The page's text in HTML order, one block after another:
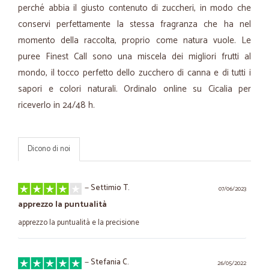
perché abbia il giusto contenuto di zuccheri, in modo che
conservi perfettamente la stessa fragranza che ha nel
momento della raccolta, proprio come natura vuole. Le
puree Finest Call sono una miscela dei migliori frutti al
mondo, il tocco perfetto dello zucchero di canna e di tutti i
sapori e colori naturali. Ordinalo online su Cicalia per
riceverlo in 24/48 h.
Dicono di noi
07/06/2023
—Settimio T.
apprezzo la puntualità
apprezzo la puntualità e la precisione
26/05/2022
—Stefania C.